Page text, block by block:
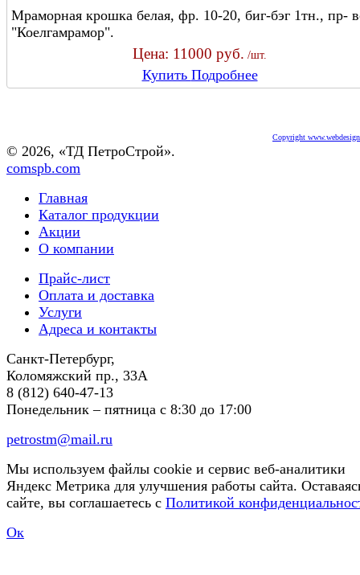
Мраморная крошка белая, фр. 10-20, биг-бэг 1тн., пр-
"Коелгамрамор".
Цена: 11000 руб. /шт.
Купить Подробнее
Copyright
© 2026, «ТД ПетроСтрой».
comspb.com
Главная
Каталог продукции
Акции
О компании
Прайс-лист
Оплата и доставка
Услуги
Адреса и контакты
Санкт-Петербург,
Коломяжский пр., 33А
8 (812) 640-47-13
Понедельник – пятница с 8:30 до 17:00
petrostm@mail.ru
Мы используем файлы cookie и сервис веб-аналитики
Яндекс Метрика для улучшения работы сайта.
сайте, вы соглашаетесь с Политикой
Ок